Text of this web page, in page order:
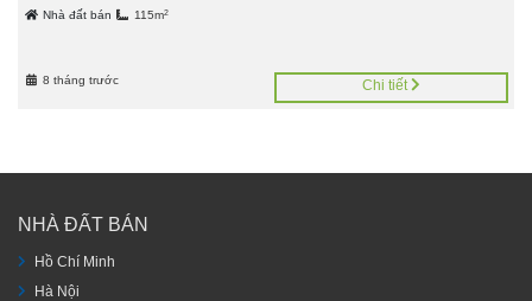
Nhà đất bán 115m2
8 tháng trước Chi tiết
NHÀ ĐẤT BÁN
Hồ Chí Minh
Hà Nội